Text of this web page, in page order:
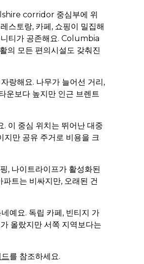
corridor 중심부에 위
스토랑, 카페, 쇼핑이 밀집해
니티가 공존해요. Columbia
의 모든 편의시설도 갖춰진
랑해요. 나무가 늘어선 거리,
운보다 높지만 인근 브렌트
. 이 중심 위치는 뛰어난 대중
지만 공유 주거로 비용을 크
, 나이트라이프가 활성화된
트는 비싸지만, 오래된 건
예요. 독립 카페, 빈티지 가
올랐지만 서쪽 지역보다는
를 참조하세요.